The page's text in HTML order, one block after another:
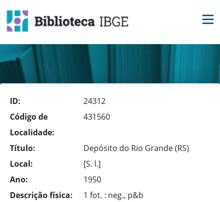
ID:
24312
Código de
Localidade:
431560
Título:
Depósito do Rio Grande (RS)
Local:
[S. l.]
Ano:
1950
Descrição física:
1 fot. : neg., p&b